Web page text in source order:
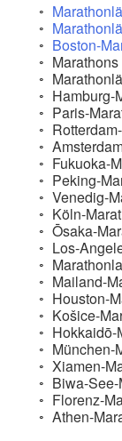
Boston-
Marathons
Hamburg-
Paris-
Fukuoka-
Peking-
Venedig-
Köln-
Ōsaka-
Los-
Mailand-
Houston-
Košice-
Hokkaidō-
München-
Xiamen-
Biwa-
Florenz-
Athen-